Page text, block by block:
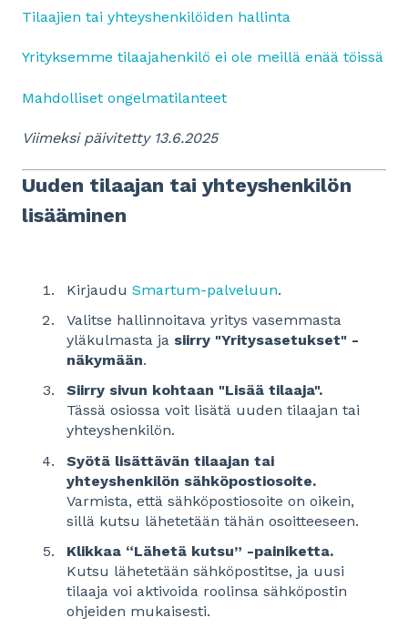
Tilaajien tai yhteyshenkilöiden hallinta
Yrityksemme tilaajahenkilö ei ole meillä enää töissä
Mahdolliset ongelmatilanteet
Viimeksi päivitetty 13.6.2025
Uuden tilaajan tai yhteyshenkilön
lisääminen
Kirjaudu Smartum-palveluun.
Valitse hallinnoitava yritys vasemmasta
yläkulmasta ja siirry "Yritysasetukset" -
näkymään.
Siirry sivun kohtaan "Lisää tilaaja".
Tässä osiossa voit lisätä uuden tilaajan tai
yhteyshenkilön.
Syötä lisättävän tilaajan tai
yhteyshenkilön sähköpostiosoite.
Varmista, että sähköpostiosoite on oikein,
sillä kutsu lähetetään tähän osoitteeseen.
Klikkaa “Lähetä kutsu” -painiketta.
Kutsu lähetetään sähköpostitse, ja uusi
tilaaja voi aktivoida roolinsa sähköpostin
ohjeiden mukaisesti.